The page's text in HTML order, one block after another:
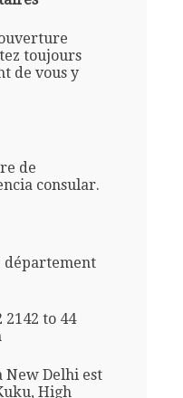
toujours
de vous y
de
consular.
département
2142 to 44
New Delhi est
High